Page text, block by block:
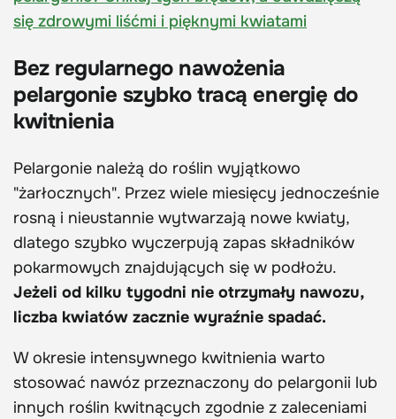
się zdrowymi liśćmi i pięknymi kwiatami
Bez regularnego nawożenia
pelargonie szybko tracą energię do
kwitnienia
Pelargonie należą do roślin wyjątkowo
"żarłocznych". Przez wiele miesięcy jednocześnie
rosną i nieustannie wytwarzają nowe kwiaty,
dlatego szybko wyczerpują zapas składników
pokarmowych znajdujących się w podłożu.
Jeżeli od kilku tygodni nie otrzymały nawozu,
liczba kwiatów zacznie wyraźnie spadać.
W okresie intensywnego kwitnienia warto
stosować nawóz przeznaczony do pelargonii lub
innych roślin kwitnących zgodnie z zaleceniami